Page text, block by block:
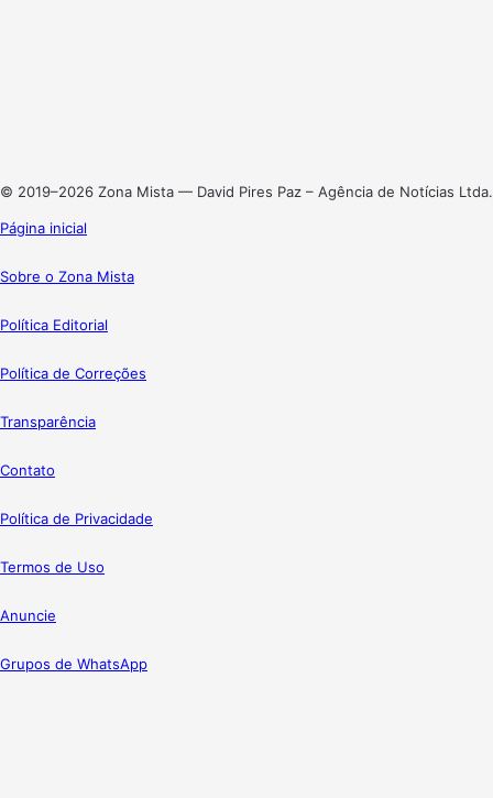
© 2019–2026 Zona Mista — David Pires Paz – Agência de Notícias Ltda.
Página inicial
Sobre o Zona Mista
Política Editorial
Política de Correções
Transparência
Contato
Política de Privacidade
Termos de Uso
Anuncie
Grupos de WhatsApp